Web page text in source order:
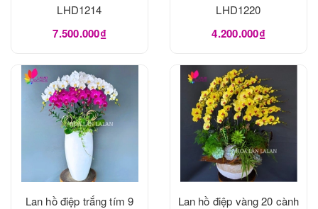
LHD1214
7.500.000₫
LHD1220
4.200.000₫
Lan hồ điệp trắng tím 9
Lan hồ điệp vàng 20 cành